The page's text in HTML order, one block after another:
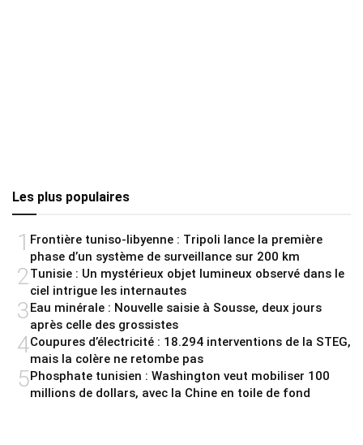
Les plus populaires
1 Frontière tuniso-libyenne : Tripoli lance la première
phase d’un système de surveillance sur 200 km
2 Tunisie : Un mystérieux objet lumineux observé dans le
ciel intrigue les internautes
3Eau minérale : Nouvelle saisie à Sousse, deux jours
après celle des grossistes
4Coupures d’électricité : 18.294 interventions de la STEG,
mais la colère ne retombe pas
5Phosphate tunisien : Washington veut mobiliser 100
millions de dollars, avec la Chine en toile de fond